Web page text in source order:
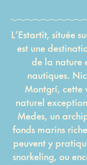
L’Estartit, située
est une
de la nature
nautiques.
Montgrí, cette
naturel
Medes, un
fonds marins
peuvent y
snorkeling, ou